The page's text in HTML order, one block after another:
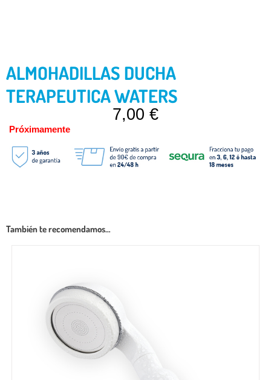
ALMOHADILLAS DUCHA
TERAPEUTICA WATERS
7,00 €
Próximamente
También te recomendamos…